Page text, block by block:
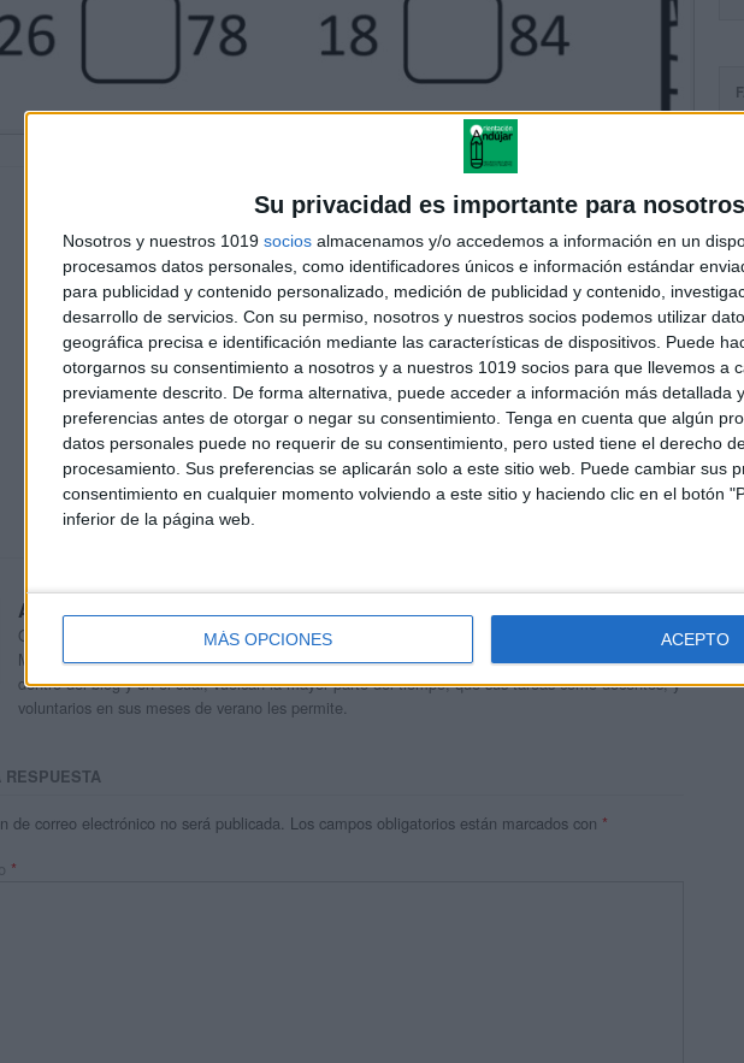
Su privacidad es importante para nosotros
Nosotros y nuestros 1019 socios almacenamos y/o accedemos a información en un
procesamos datos personales, como identificadores únicos e información estándar
para publicidad y contenido personalizado, medición de publicidad y contenido,
desarrollo de servicios. Con su permiso, nosotros y nuestros socios podemos utilizar
geográfica precisa e identificación mediante las características de dispositivos. Puede
otorgarnos su consentimiento a nosotros y a nuestros 1019 socios para que llevemos a
previamente descrito. De forma alternativa, puede acceder a información más detallada
preferencias antes de otorgar o negar su consentimiento. Tenga en cuenta que algún
datos personales puede no requerir de su consentimiento, pero usted tiene el derecho
procesamiento. Sus preferencias se aplicarán solo a este sitio web. Puede cambiar sus
consentimiento en cualquier momento volviendo a este sitio y haciendo clic en el botón
inferior de la página web.
MÁS OPCIONES ACEPTO
Acerca de orientacionandujar
Orientación Andújar no es solo un blog, es la apuesta personal de dos profesores Ginés y
Maribel, que además de ser pareja, son los encargados de los contenidos que encontramos
dentro del blog y en el cual, vuelcan la mayor parte del tiempo, que sus tareas como docentes, y
voluntarios en sus meses de verano les permite.
RESPUESTA
de correo electrónico no será publicada. Los campos obligatorios están marcados con *
*